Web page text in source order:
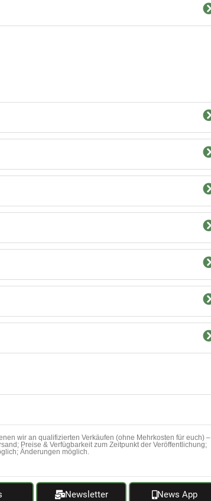
wir an qualifizierten Verkäufen (ohne Mehrkosten für euch) –
Preise & Verfügbarkeit zum Zeitpunkt der Veröffentlichung;
Änderungen möglich.
Newsletter News App